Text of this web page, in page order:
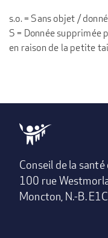
s.o. = Sans objet /
S = Donnée supprimée
en raison de la petite
Conseil de la
100 rue
Moncton, N.-B.